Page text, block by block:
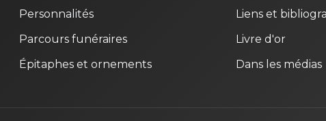
Personnalités
Parcours funéraires
Épitaphes et ornements
Liens et
Livre d'or
Dans les médias